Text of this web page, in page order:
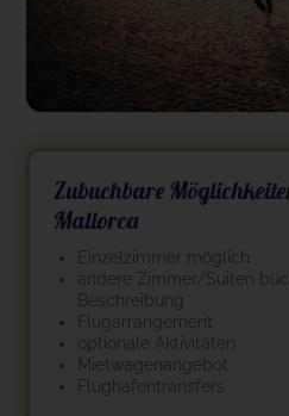
​Zubuchbare
Mallorca
Einzelzimmer möglich
andere Zimmer/Suiten
Beschreibung
Flugarrangement
optionale Aktivitäten
Mietwagenangebot
Flughafentransfers